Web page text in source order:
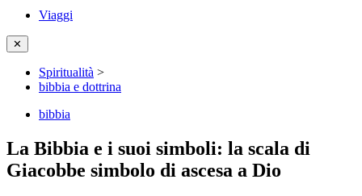
Viaggi
✕
Spiritualità >
bibbia e dottrina
bibbia
La Bibbia e i suoi simboli: la scala di
Giacobbe simbolo di ascesa a Dio